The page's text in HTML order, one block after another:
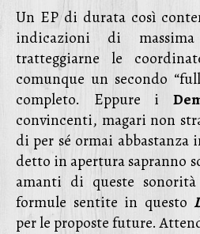
Un EP di durata così
indicazioni di
tratteggiarne le
comunque un secondo
completo. Eppure i
convincenti, magari non
di per sé ormai abbastanza
detto in apertura sapranno
amanti di queste
formule sentite in questo
per le proposte future.